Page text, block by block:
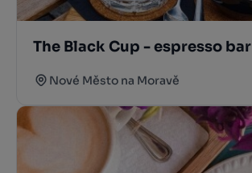
The Black Cup - espresso bar
Nové Město na Moravě